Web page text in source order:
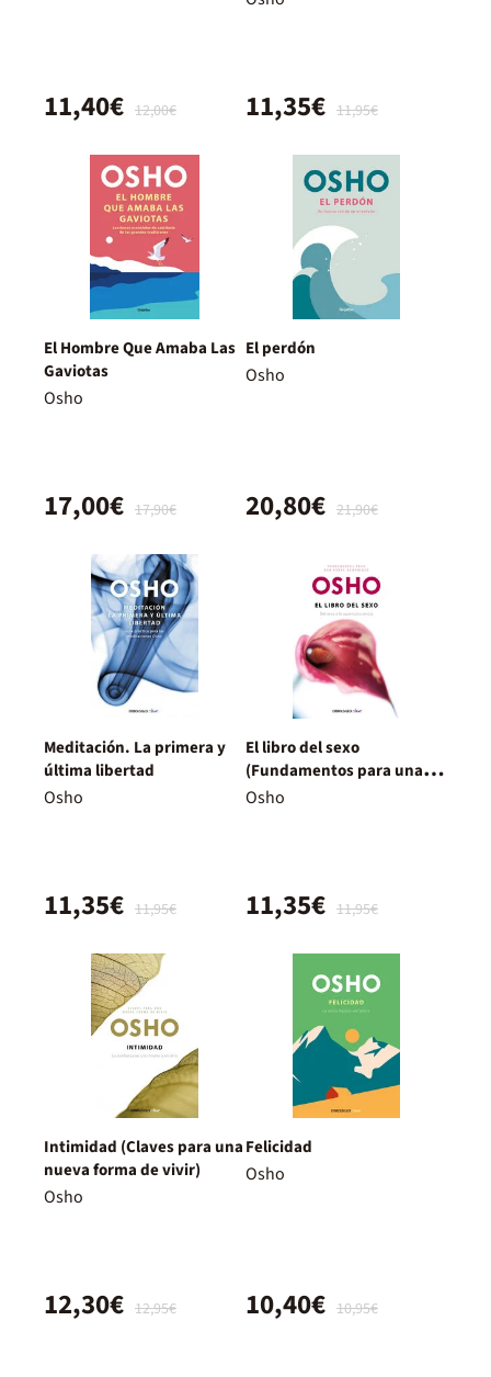
12,00€
11,40€ 11,95€
11,35€
El Hombre Que Amaba Las
Gaviotas
Osho
17,90€
17,00€
El perdón
Osho
21,90€
20,80€
Meditación. La primera y
última libertad
Osho
11,95€
11,35€
El libro del sexo
(Fundamentos para una
nueva humanidad)
Osho
11,95€
11,35€
Intimidad (Claves para una
nueva forma de vivir)
Osho
12,95€
12,30€
Felicidad
Osho
10,95€
10,40€